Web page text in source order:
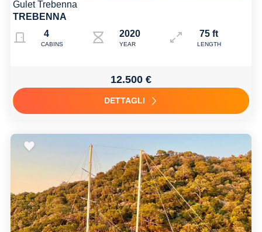
Gulet Trebenna
TREBENNA
4
CABINS
2020 refit
YEAR
75 ft
LENGTH
12.500 €
DETTAGLI